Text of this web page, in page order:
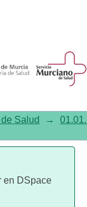
y
Salud →
en DSpace